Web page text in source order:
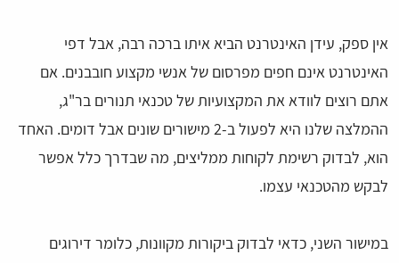
אין ספק, עידן האינטרנט הביא איתו ברכה רבה, אבל דפי
האינטרנט אינם חפים מפרסום של אנשי מקצוע חובבנים. אם
אתם רוצים לוודא את המקצועיות של טכנאי תנורים בר"ג,
ההמלצה שלנו היא לפעול ב-2 מישורים שונים אבל דומים. האחד
הוא, לבדוק רשימת לקוחות ממליצים, מה שבדרך כלל אפשר
לבקש מהטכנאי עצמו.
במישור השני, כדאי לבדוק ביקורות מקוונות, כלומר דירוגים